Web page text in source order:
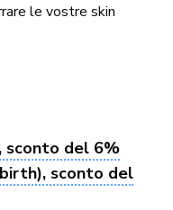
le vostre skin
sconto del 6%
sconto del